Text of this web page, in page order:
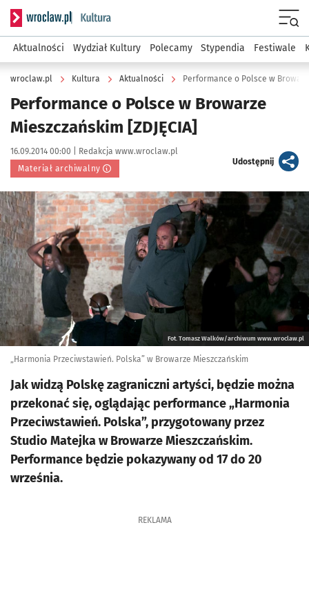
Serwis informacyjny wroclaw.pl podserwis: Kultura
Aktualności Wydział Kultury Polecamy Stypendia Festiwale
wroclaw.pl Kultura Aktualności Performance o Polsce w
Performance o Polsce w Browarze
Mieszczańskim [ZDJĘCIA]
Data publikacji:
16.09.2014 00:00 | Autor:
Redakcja www.wroclaw.pl
Materiał archiwalny
Udostępnijartykuł
Kliknij, aby powiększyć
Fot. Tomasz Walków/archiwum www.wroclaw.pl
„Harmonia Przeciwstawień. Polska” w Browarze Mieszczańskim
Jak widzą Polskę zagraniczni artyści, będzie można
przekonać się, oglądając performance „Harmonia
Przeciwstawień. Polska”, przygotowany przez
Studio Matejka w Browarze Mieszczańskim.
Performance będzie pokazywany od 17 do 20
września.
REKLAMA